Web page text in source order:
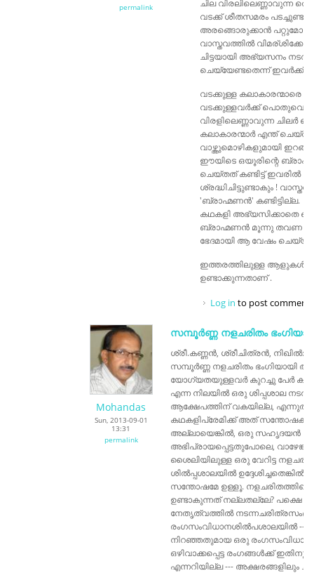
permalink
ചില വിരലിലെണ്ണാവുന്ന
വടക്ക് ശീതസമരം
അരങ്ങൊരുക്കാൻ പറ്റുമോ
വാസ്തവത്തിൽ
ചിട്ടയായി അഭ്യസനം
ചെയ്യേണ്ടതെന്ന് ഇവർക്ക്
വടക്കുള്ള കലാകാരന്മാരെ
വടക്കുള്ളവർക്ക് പൊതുവെ
വിരളിലെണ്ണാവുന്ന ചിലർ
കലാകാരന്മാർ എന്ത്
വാഴ്ത്തുമൊഴികളുമായി
ഈയിടെ ഒയൂരിന്റെ
ചെയ്തത് കണ്ടിട്ട് ഇവരിൽ
ശ്രദ്ധിചിട്ടുണ്ടാകും !
'ബ്രാഹ്മണൻ' കണ്ടിട്ടില്ല.
കഥകളി അഭ്യസിക്കാതെ
ബ്രാഹ്മണൻ മൂന്നു തവണ
ഭേദമായി ആ വേഷം
ഇത്തരത്തിലുള്ള ആളുകൾ
ഉണ്ടാക്കുന്നതാണ് .
Log in to post comments
Mohandas
Sun, 2013-09-01
13:31
permalink
സമ്പൂർണ്ണ നളചരിതം
ശ്രീ.കണ്ണൻ, ശ്രീചിത്രൻ, നിഖിൽ:
സമ്പൂർണ്ണ നളചരിതം ഭംഗിയായി
യോഗ്യതയുള്ളവർ കുറച്ചു പേർ
എന്ന നിലയിൽ ഒരു ശിപ്പശാല
ആക്ഷേപത്തിന് വകയില്ല,
കഥകളിപ്രേമിക്ക് അത്
അല്ലായെങ്കിൽ, ഒരു സഹൃദയൻ
അഭിപ്രായപ്പെട്ടതുപോലെ,
ശൈലിയിലുള്ള ഒരു വേറിട്ട
ശിൽപ്പശാലയിൽ
സന്തോഷമേ ഉള്ളൂ.
ഉണ്ടാകുന്നത് നല്ലതല്ലേ? പക്ഷെ
നേതൃത്വത്തില്‍
രംഗസംവിധാനശില്‍പശാലയില്‍
നിറഞ്ഞതുമായ ഒരു
ഒഴിവാക്കപ്പെട്ട രംഗങ്ങള്‍ക്ക് ഇതിനും
എന്നറിയില്ല --- അക്ഷരങ്ങളിലും